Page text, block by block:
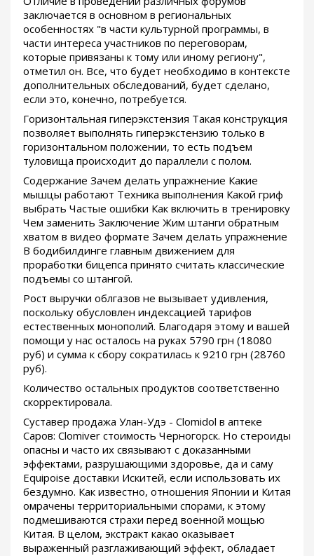
заключается в основном в региональных
особенностях "в части культурной программы, в
части интереса участников по переговорам,
которые привязаны к тому или иному региону",
отметил он. Все, что будет необходимо в контексте
дополнительных обследований, будет сделано,
если это, конечно, потребуется.
Горизонтальная гиперэкстензия Такая конструкция
позволяет выполнять гиперэкстензию только в
горизонтальном положении, то есть подъем
туловища происходит до параллели с полом.
Содержание Зачем делать упражнение Какие
мышцы работают Техника выполнения Какой гриф
выбрать Частые ошибки Как включить в тренировку
Чем заменить Заключение Жим штанги обратным
хватом в видео формате Зачем делать упражнение
В бодибилдинге главным движением для
проработки бицепса принято считать классические
подъемы со штангой.
Рост выручки облгазов не вызывает удивления,
поскольку обусловлен индексацией тарифов
естественных монополий. Благодаря этому и вашей
помощи у нас осталось на руках 5790 грн (18080
руб) и сумма к сбору сократилась к 9210 грн (28760
руб).
Количество остальных продуктов соответственно
скорректировала.
Суставер продажа Улан-Удэ - Clomidol в аптеке
Саров: Clomiver стоимость Черногорск. Но стероиды
опасны и часто их связывают с доказанными
эффектами, разрушающими здоровье, да и саму
Equipoise доставки Искитей, если использовать их
бездумно. Как известно, отношения Японии и Китая
омрачены территориальными спорами, к этому
подмешиваются страхи перед военной мощью
Китая. В целом, экстракт какао оказывает
выраженный разглаживающий эффект, обладает